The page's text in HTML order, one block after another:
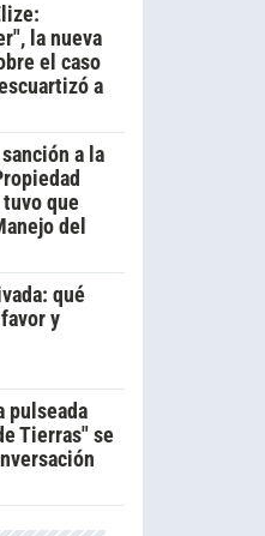
la nueva
el caso
a
a la
que
del
qué
y
pulseada
Tierras" se